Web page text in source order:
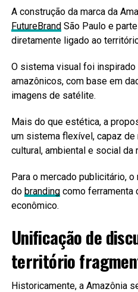
A construção da marca da
FutureBrandSão Paulo e
diretamente ligado ao
O sistema visual foi
amazônicos, com base em
imagens de satélite.
Mais do que estética, a
um sistema flexível, capaz
cultural, ambiental e social da
Para o mercado publicitário,
do brandingcomo ferramenta
econômico.
Unificação de
território
Historicamente, a Amazônia